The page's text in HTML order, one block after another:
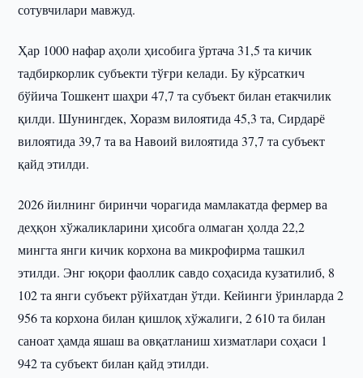
сотувчилари мавжуд.
Ҳар 1000 нафар аҳоли ҳисобига ўртача 31,5 та кичик
тадбиркорлик субъекти тўғри келади. Бу кўрсаткич
бўйича Тошкент шаҳри 47,7 та субъект билан етакчилик
қилди. Шунингдек, Хоразм вилоятида 45,3 та, Сирдарё
вилоятида 39,7 та ва Навоий вилоятида 37,7 та субъект
қайд этилди.
2026 йилнинг биринчи чорагида мамлакатда фермер ва
деҳқон хўжаликларини ҳисобга олмаган ҳолда 22,2
мингта янги кичик корхона ва микрофирма ташкил
этилди. Энг юқори фаоллик савдо соҳасида кузатилиб, 8
102 та янги субъект рўйхатдан ўтди. Кейинги ўринларда 2
956 та корхона билан қишлоқ хўжалиги, 2 610 та билан
саноат ҳамда яшаш ва овқатланиш хизматлари соҳаси 1
942 та субъект билан қайд этилди.